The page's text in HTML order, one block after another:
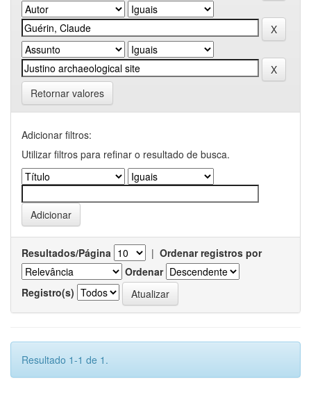
Retornar valores
Adicionar filtros:
Utilizar filtros para refinar o resultado de busca.
Resultados/Página | Ordenar registros por
Ordenar
Registro(s)
Resultado 1-1 de 1.